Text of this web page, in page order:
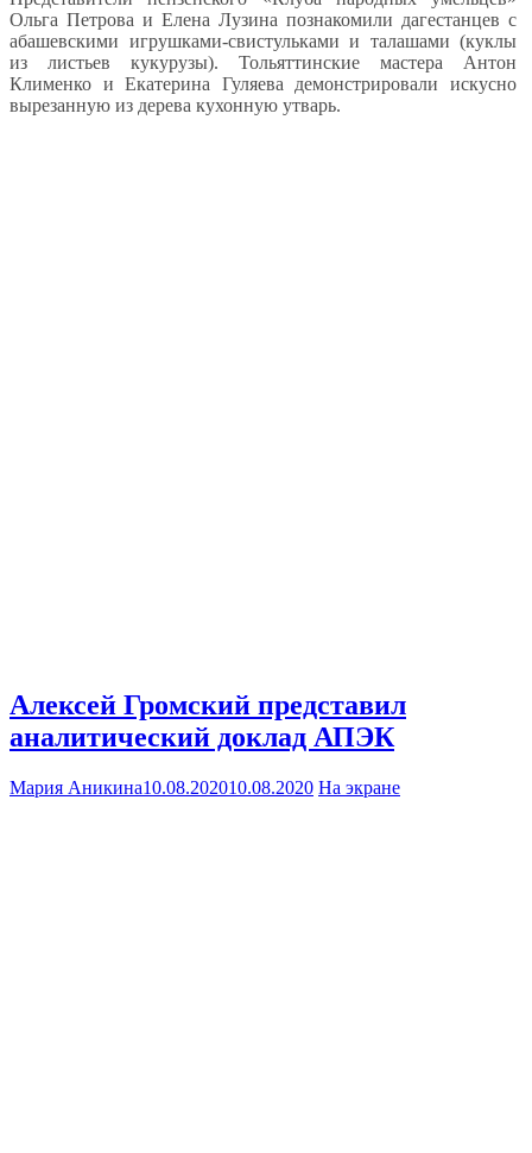
Ольга Петрова и Елена Лузина познакомили дагестанцев с
абашевскими игрушками-свистульками и талашами (куклы
из листьев кукурузы). Тольяттинские мастера Антон
Клименко и Екатерина Гуляева демонстрировали искусно
вырезанную из дерева кухонную утварь.
Алексей Громский представил
аналитический доклад АПЭК
Мария Аникина10.08.202010.08.2020 На экране